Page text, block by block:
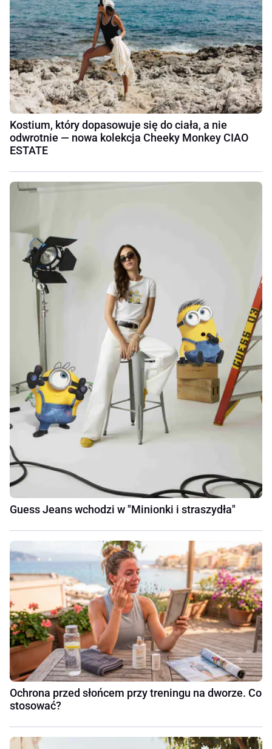
Kostium, który dopasowuje się do ciała, a nie
odwrotnie — nowa kolekcja Cheeky Monkey CIAO
ESTATE
Guess Jeans wchodzi w "Minionki i straszydła"
Ochrona przed słońcem przy treningu na dworze. Co
stosować?